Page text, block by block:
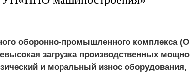
оборонно-промышленного комплекса
загрузка производственных
и моральный износ оборудования,